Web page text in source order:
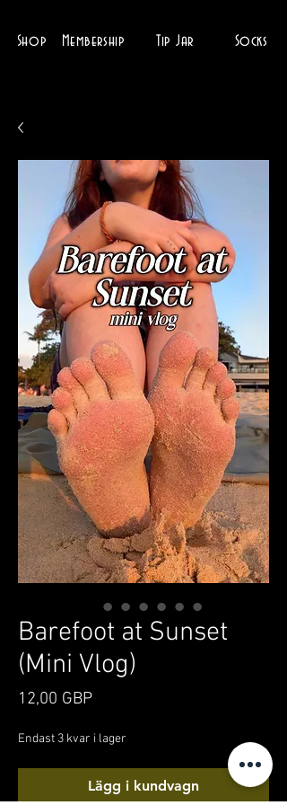
Shop Membership Tip Jar Socks
Barefoot at Sunset
(Mini Vlog)
12,00 GBPPris
Endast 3 kvar i lager
Lägg i kundvagn